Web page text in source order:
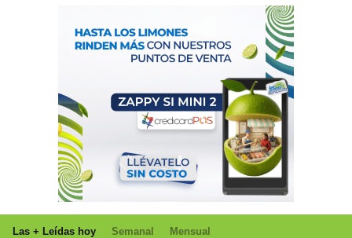
Las + Leídas hoy Semanal Mensual